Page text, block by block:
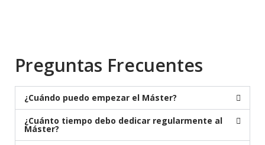
Preguntas Frecuentes
¿Cuándo puedo empezar el Máster?
¿Cuánto tiempo debo dedicar regularmente al
Máster?